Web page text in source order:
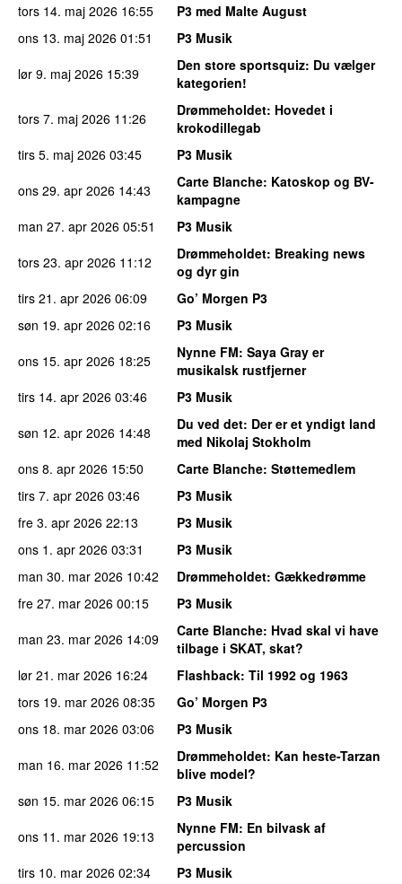
tors 14. maj 2026 16:55
P3 med Malte August
ons 13. maj 2026 01:51
P3 Musik
lør 9. maj 2026 15:39 Den store sportsquiz: Du vælger
kategorien!
tors 7. maj 2026 11:26 Drømmeholdet: Hovedet i
krokodillegab
tirs 5. maj 2026 03:45
P3 Musik
ons 29. apr 2026 14:43 Carte Blanche: Katoskop og BV-
kampagne
man 27. apr 2026 05:51
P3 Musik
tors 23. apr 2026 11:12 Drømmeholdet: Breaking news
og dyr gin
tirs 21. apr 2026 06:09
Go’ Morgen P3
søn 19. apr 2026 02:16
P3 Musik
ons 15. apr 2026 18:25 Nynne FM: Saya Gray er
musikalsk rustfjerner
tirs 14. apr 2026 03:46
P3 Musik
søn 12. apr 2026 14:48 Du ved det: Der er et yndigt land
med Nikolaj Stokholm
ons 8. apr 2026 15:50 Carte Blanche: Støttemedlem
tirs 7. apr 2026 03:46
P3 Musik
fre 3. apr 2026 22:13
P3 Musik
ons 1. apr 2026 03:31
P3 Musik
man 30. mar 2026 10:42 Drømmeholdet: Gækkedrømme
fre 27. mar 2026 00:15
P3 Musik
man 23. mar 2026 14:09 Carte Blanche: Hvad skal vi have
tilbage i SKAT, skat?
lør 21. mar 2026 16:24 Flashback: Til 1992 og 1963
tors 19. mar 2026 08:35
Go’ Morgen P3
ons 18. mar 2026 03:06
P3 Musik
man 16. mar 2026 11:52 Drømmeholdet: Kan heste-Tarzan
blive model?
søn 15. mar 2026 06:15
P3 Musik
ons 11. mar 2026 19:13 Nynne FM: En bilvask af
percussion
tirs 10. mar 2026 02:34 P3 Musik